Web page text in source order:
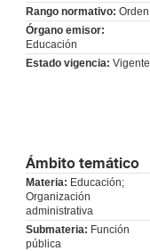
Rango normativo: Orden
Órgano emisor:
Educación
Estado vigencia: Vigente
Ámbito temático
Materia: Educación;
Organización
administrativa
Submateria: Función
pública